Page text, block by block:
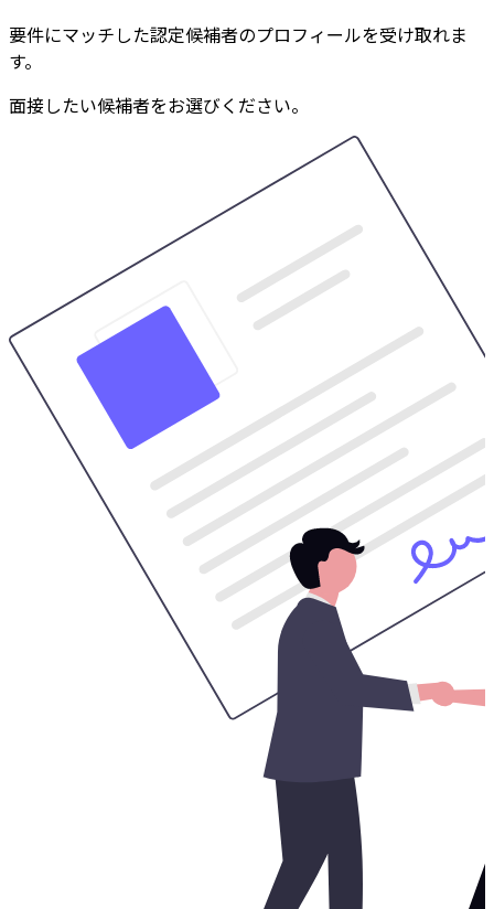
要件にマッチした認定候補者のプロフィールを受け取れま
す。
面接したい候補者をお選びください。